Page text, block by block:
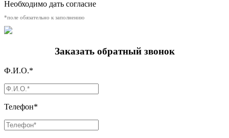
Необходимо дать согласие
*поле обязательно к заполнению
Заказать обратный звонок
Ф.И.О.*
Телефон*